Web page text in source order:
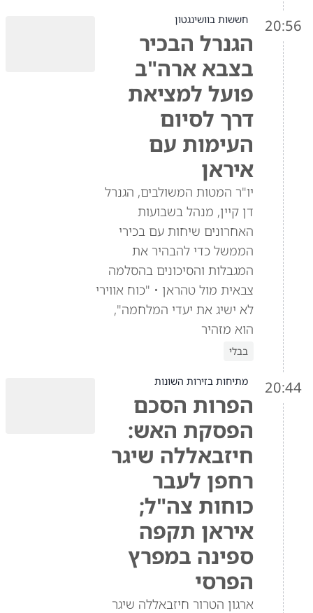
20:56 חששות בוושינגטון
הגנרל הבכיר
בצבא ארה"ב
פועל למציאת
דרך לסיום
העימות עם
איראן
יו"ר המטות המשולבים, הגנרל
דן קיין, מנהל בשבועות
האחרונים שיחות עם בכירי
הממשל כדי להבהיר את
המגבלות והסיכונים בהסלמה
צבאית מול טהראן • "כוח אווירי
לא ישיג את יעדי המלחמה",
הוא מזהיר
בבלי
20:44 מתיחות בזירות השונות
הפרות הסכם
הפסקת האש:
חיזבאללה שיגר
רחפן לעבר
כוחות צה"ל;
איראן תקפה
ספינה במפרץ
הפרסי
ארגון הטרור חיזבאללה שיגר